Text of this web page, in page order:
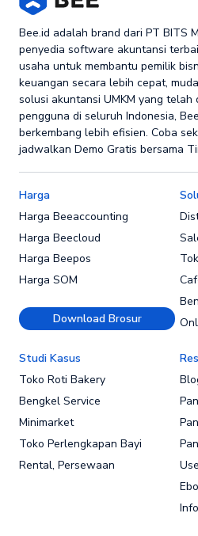
Bee.id adalah brand dari PT BITS
penyedia software akuntansi
usaha untuk membantu pemilik
keuangan secara lebih cepat,
solusi akuntansi UMKM yang telah
pengguna di seluruh Indonesia,
berkembang lebih efisien. Coba
jadwalkan Demo Gratis bersama
Harga
Harga Beeaccounting
Harga Beecloud
Harga Beepos
Harga SOM
Download Brosur
Studi Kasus
Toko Roti Bakery
Bengkel Service
Minimarket
Toko Perlengkapan Bayi
Rental, Persewaan